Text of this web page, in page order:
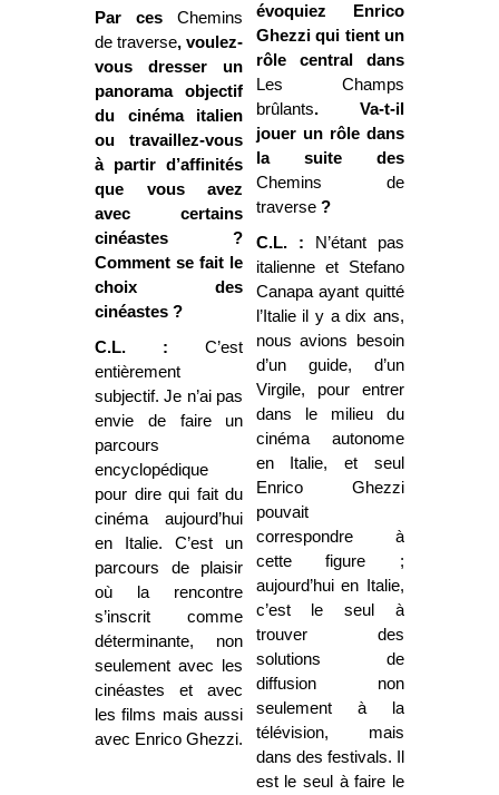
Par cesChemins
de traverse, voulez-
vous dresser un
panorama objectif
du cinéma italien
ou travaillez-vous
à partir d’affinités
que vous avez
avec certains
cinéastes ?
Comment se fait le
choix des
cinéastes ?
C.L. : C’est
entièrement
subjectif. Je n’ai pas
envie de faire un
parcours
encyclopédique
pour dire qui fait du
cinéma aujourd’hui
en Italie. C’est un
parcours de plaisir
où la rencontre
s’inscrit comme
déterminante, non
seulement avec les
cinéastes et avec
les films mais aussi
avec Enrico Ghezzi.
évoquiez Enrico
Ghezzi qui tient un
rôle central dans
Les Champs
brûlants. Va-t-il
jouer un rôle dans
la suite des
Chemins de
traverse?
C.L. : N’étant pas
italienne et Stefano
Canapa ayant quitté
l’Italie il y a dix ans,
nous avions besoin
d’un guide, d’un
Virgile, pour entrer
dans le milieu du
cinéma autonome
en Italie, et seul
Enrico Ghezzi
pouvait
correspondre à
cette figure ;
aujourd’hui en Italie,
c’est le seul à
trouver des
solutions de
diffusion non
seulement à la
télévision, mais
dans des festivals. Il
est le seul à faire le